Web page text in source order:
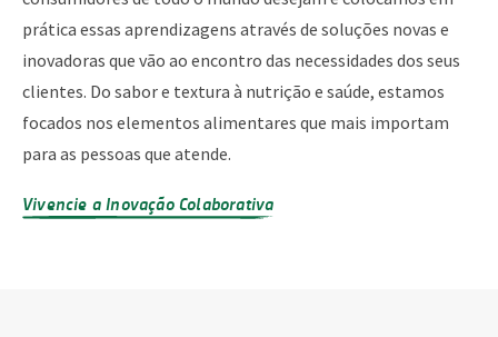
prática essas aprendizagens através de soluções novas e
inovadoras que vão ao encontro das necessidades dos seus
clientes. Do sabor e textura à nutrição e saúde, estamos
focados nos elementos alimentares que mais importam
para as pessoas que atende.
Vivencie a Inovação Colaborativa